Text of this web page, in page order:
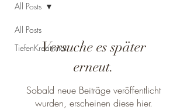
All Posts
TiefenKreativität
All Posts
Versuche es später
erneut.
Sobald neue Beiträge veröffentlicht
wurden, erscheinen diese hier.